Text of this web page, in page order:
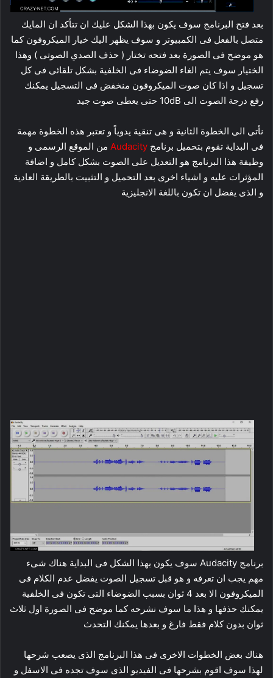
بعد فتح البرنامج سوف يكون بهذا الشكل عليك ان تتأكد ان المايك
متصل بالفعل فى الكمبيوتر و سوف يظهر اليك خيار الميكروفون كما
هو موضح فى الصورة بعد فتحه تختار ( حذف الصدي الصوتى ) وهذا
الختيار سوف يتم الغاء الضوضاء فى الخلفية بشكل تلقائى فى كل
تسجيل و اذا كان صوت الميكروفون منخفض فى التسجيل يمكنك
رفع درجة الصوت الى 10dB حتى يعطى صوت جيد
نأتى الى الخطوة الثانية و هى تنقية يدوياً و تعتبر هذه الخطوة مهمة
فى البداية تقوم بتحميل برنامج Audacity من الموقع الرسمى و
وظيفة هذا البرنامج هو التعديل على الصوت بشكل كامل و اضافة
المؤثرات عليه و اشياء اخرى بعد التحميل و التثبيت بالطريقة العادية
و الذى يفضل ان تكون باللغة الانجليزية
برنامج Audacity سوف يكون بهذا الشكل فى البداية هناك شىء
مهم يجب ان تعرفه و هو قبل تسجيل الصوت يفضل عدم الكلام فى
الميكروفون الا بعد 4 ثوان بسبب الضوضاء التى تكون فى الخلفية
يمكنك حذفها و هذا ما سوف نشرحه كما موضح فى الصورة اول ثلاث
ثوان بدون كلام فقط فارغ و بعدها يمكنك التحدث
هناك بعض الخطوات الاخرى فى هذا البرنامج الذى يصعب شرحها
لهذا سوف اقوم بشرحها فى الفيديو الذى سوف تجده فى الاسفل و